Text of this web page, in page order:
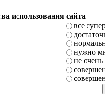
использования сайта
все супер
нужно
не очень